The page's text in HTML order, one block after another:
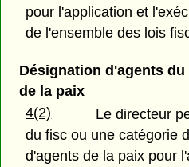
pour l'application et
de l'ensemble des lois
Désignation d'agents
de la paix
4(2)
Le directeur
du fisc ou une catégorie
d'agents de la paix pour